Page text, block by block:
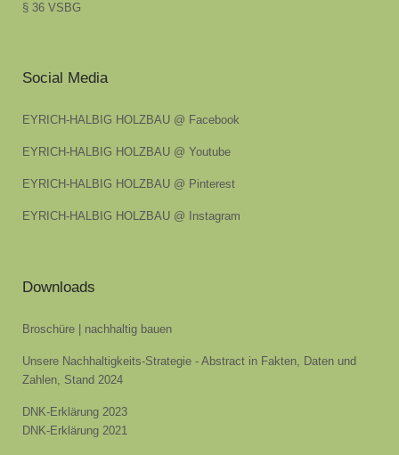
§ 36 VSBG
Social Media
EYRICH-HALBIG HOLZBAU @ Facebook
EYRICH-HALBIG HOLZBAU @ Youtube
EYRICH-HALBIG HOLZBAU @ Pinterest
EYRICH-HALBIG HOLZBAU @ Instagram
Downloads
Broschüre | nachhaltig bauen
Unsere Nachhaltigkeits-Strategie - Abstract in Fakten, Daten und
Zahlen, Stand 2024
DNK-Erklärung 2023
DNK-Erklärung 2021